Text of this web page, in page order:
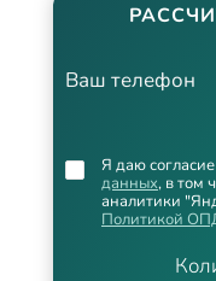
Ваш телефон
Я даю
данных, в том
аналитики
Политикой